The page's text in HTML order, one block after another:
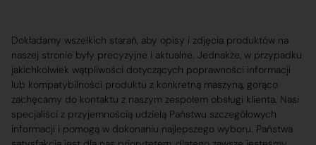
Dokładamy wszelkich starań, aby opisy i zdjęcia produktów na
naszej stronie były precyzyjne i aktualne. Jednakże, w przypadku
jakichkolwiek wątpliwości dotyczących poprawności informacji
lub kompatybilności produktu z konkretną maszyną, gorąco
zachęcamy do kontaktu z naszym zespołem obsługi klienta. Nasi
specjaliści z przyjemnością udzielą Państwu szczegółowych
informacji i pomogą w dokonaniu najlepszego wyboru. Państwa